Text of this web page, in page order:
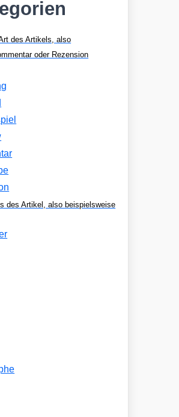
des Artikels, also
oder Rezension
des Artikel, also beispielsweise